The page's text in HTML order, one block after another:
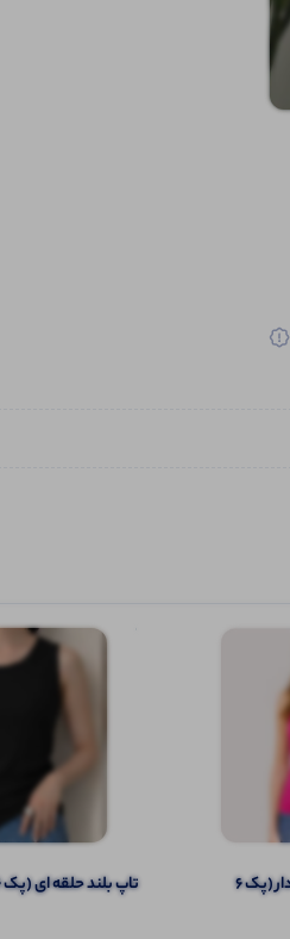
تاپ ۲ بندی نواری پهن قواره دار (پک 6
تاپ بلند حلقه ای (پک 6 عددی)